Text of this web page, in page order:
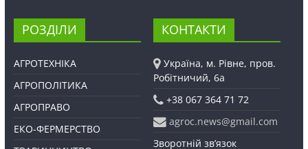
РОЗДІЛИ
АГРОТЕХНІКА
АГРОПОЛІТИКА
АГРОПРАВО
ЕКО-ФЕРМЕРСТВО
КОНТАКТИ
Україна, м. Рівне, пров.
Робітничий, 6а
+38 067 364 71 72
agroc.news@gmail.com
Зворотній зв’язок